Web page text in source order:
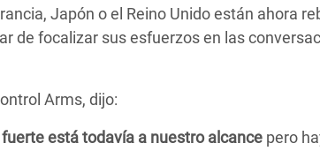
Japón o el Reino Unido están ahora
de focalizar sus esfuerzos en las
Arms, dijo:
está todavía a nuestro alcance pero